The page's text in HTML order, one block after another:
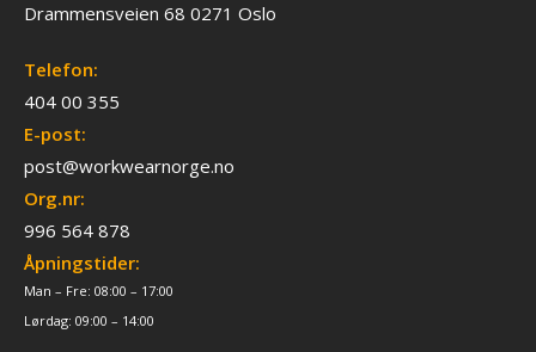
Drammensveien 68 0271 Oslo
Telefon:
404 00 355
E-post:
post@workwearnorge.no
Org.nr:
996 564 878
Åpningstider:
Man – Fre: 08:00 – 17:00
Lørdag: 09:00 – 14:00